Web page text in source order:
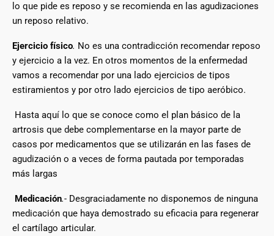
lo que pide es reposo y se recomienda en las agudizaciones
un reposo relativo.
Ejercicio físico. No es una contradicción recomendar reposo
y ejercicio a la vez. En otros momentos de la enfermedad
vamos a recomendar por una lado ejercicios de tipos
estiramientos y por otro lado ejercicios de tipo aeróbico.
Hasta aquí lo que se conoce como el plan básico de la
artrosis que debe complementarse en la mayor parte de
casos por medicamentos que se utilizarán en las fases de
agudización o a veces de forma pautada por temporadas
más largas
Medicación.- Desgraciadamente no disponemos de ninguna
medicación que haya demostrado su eficacia para regenerar
el cartílago articular.